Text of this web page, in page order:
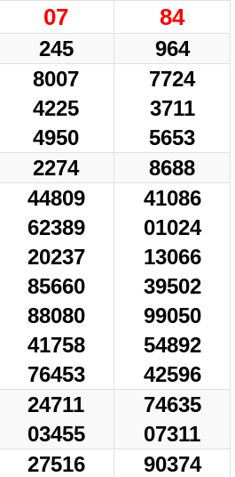
07 84
245 964
8007
4225
4950
7724
3711
5653
2274 8688
44809
62389
20237
85660
88080
41758
76453
41086
01024
13066
39502
99050
54892
42596
24711
03455
74635
07311
27516 90374